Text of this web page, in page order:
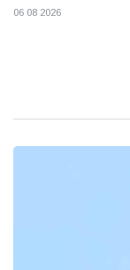
06 08 2026